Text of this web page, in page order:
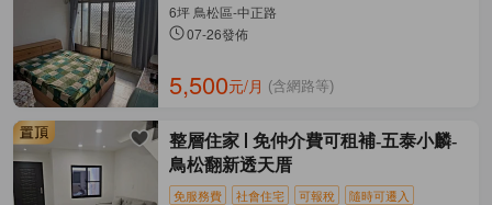
6坪 鳥松區-中正路
07-26發佈
5,500元/月 (含網路等)
整層住家
免仲介費可租補-五泰小麟-
鳥松翻新透天厝
免服務費 社會住宅 可報稅 隨時可遷入